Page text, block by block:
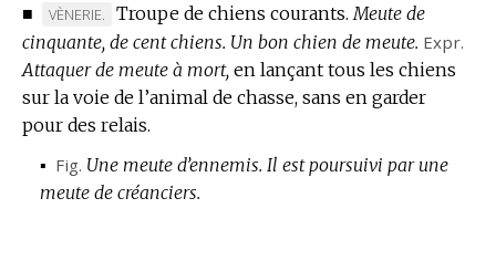
■
MARQUE
DE
DOMAINE
:
VÈNERIE. Troupe de chiens courants. Meute de
cinquante, de cent chiens. Un bon chien de meute. Expr.
Attaquer de meute à mort, en lançant tous les chiens
sur la voie de l’animal de chasse, sans en garder
pour des relais.
▪ Fig. Une meute d’ennemis. Il est poursuivi par une
meute de créanciers.